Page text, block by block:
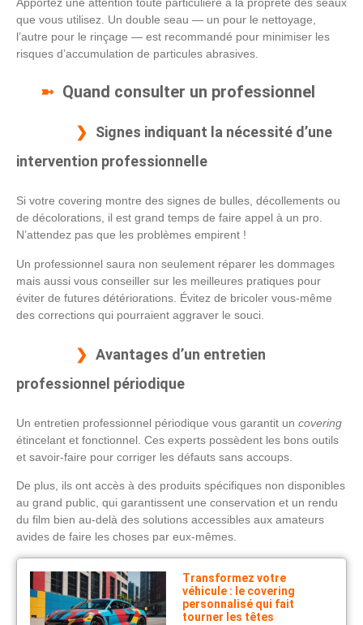
que vous utilisez. Un double seau — un pour le nettoyage,
l’autre pour le rinçage — est recommandé pour minimiser les
risques d’accumulation de particules abrasives.
Quand consulter un professionnel
Signes indiquant la nécessité d’une
intervention professionnelle
Si votre covering montre des signes de bulles, décollements ou
de décolorations, il est grand temps de faire appel à un pro.
N’attendez pas que les problèmes empirent !
Un professionnel saura non seulement réparer les dommages
mais aussi vous conseiller sur les meilleures pratiques pour
éviter de futures détériorations. Évitez de bricoler vous-même
des corrections qui pourraient aggraver le souci.
Avantages d’un entretien
professionnel périodique
Un entretien professionnel périodique vous garantit un covering
étincelant et fonctionnel. Ces experts possèdent les bons outils
et savoir-faire pour corriger les défauts sans accoups.
De plus, ils ont accès à des produits spécifiques non disponibles
au grand public, qui garantissent une conservation et un rendu
du film bien au-delà des solutions accessibles aux amateurs
avides de faire les choses par eux-mêmes.
Transformez votre
véhicule : le covering
personnalisé qui fait
tourner les têtes